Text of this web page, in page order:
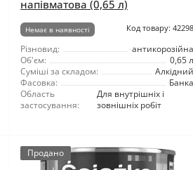
напівматова (0,65 л)
Немає в наявності Код товару: 42298
Різновид:
антикорозійна
Об'єм:
0,65 л
Суміші за складом:
Алкідний
Фасовка:
Банка
Область
застосування:
Для внутрішніх і
зовнішніх робіт
Продано